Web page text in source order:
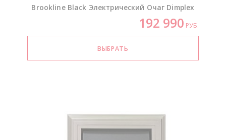
Brookline Black Электрический Очаг Dimplex
192 990 РУБ.